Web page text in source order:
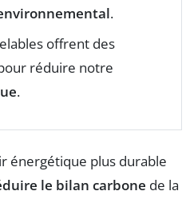
.
offrent des
réduire notre
.
énergétique plus durable
le bilan carbone de la